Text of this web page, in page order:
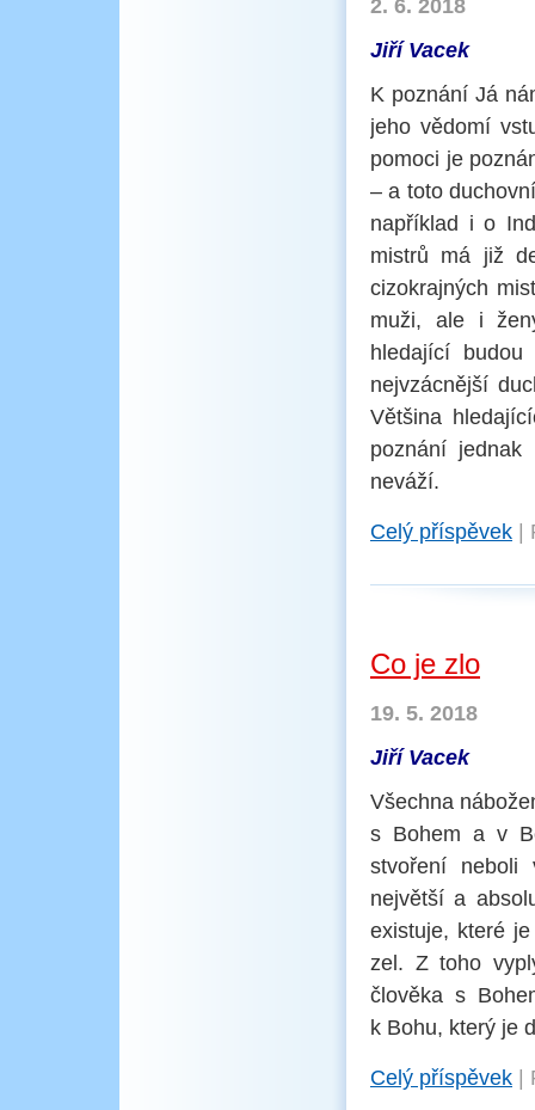
2. 6. 2018
Jiří Vacek
K poznání Já
jeho vědomí
pomoci je
– a toto
například i o
mistrů má již
cizokrajných
muži, ale i
hledající
nejvzácnější
Většina
poznání jednak
neváží.
Celý příspěvek
Co je zlo
19. 5. 2018
Jiří Vacek
Všechna
s Bohem a v
stvoření neboli
největší a
existuje, které
zel. Z toho
člověka s
k Bohu, který je
Celý příspěvek